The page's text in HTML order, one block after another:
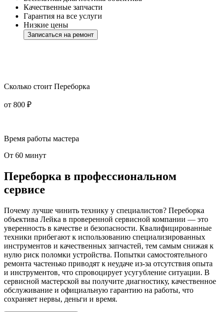
Качественные запчасти
Гарантия на все услуги
Низкие цены
Записаться на ремонт
Сколько стоит Переборка
от 800 ₽
Время работы мастера
От 60 минут
Переборка в профессиональном
сервисе
Почему лучше чинить технику у специалистов? Переборка
объектива Лейка в проверенной сервисной компании — это
уверенность в качестве и безопасности. Квалифицированные
техники прибегают к использованию специализированных
инструментов и качественных запчастей, тем самым снижая к
нулю риск поломки устройства. Попытки самостоятельного
ремонта частенько приводят к неудаче из-за отсутствия опыта
и инструментов, что спровоцирует усугубление ситуации. В
сервисной мастерской вы получите диагностику, качественное
обслуживание и официальную гарантию на работы, что
сохраняет нервы, деньги и время.